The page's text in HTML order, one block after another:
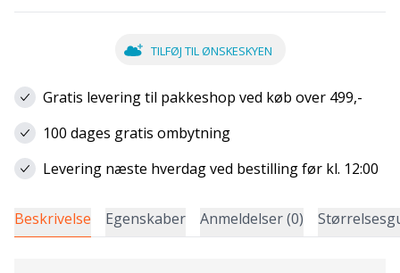
TILFØJ TIL ØNSKESKYEN
Gratis levering til pakkeshop ved køb over 499,-
100 dages gratis ombytning
Levering næste hverdag ved bestilling før kl. 12:00
Beskrivelse Egenskaber Anmeldelser (0)